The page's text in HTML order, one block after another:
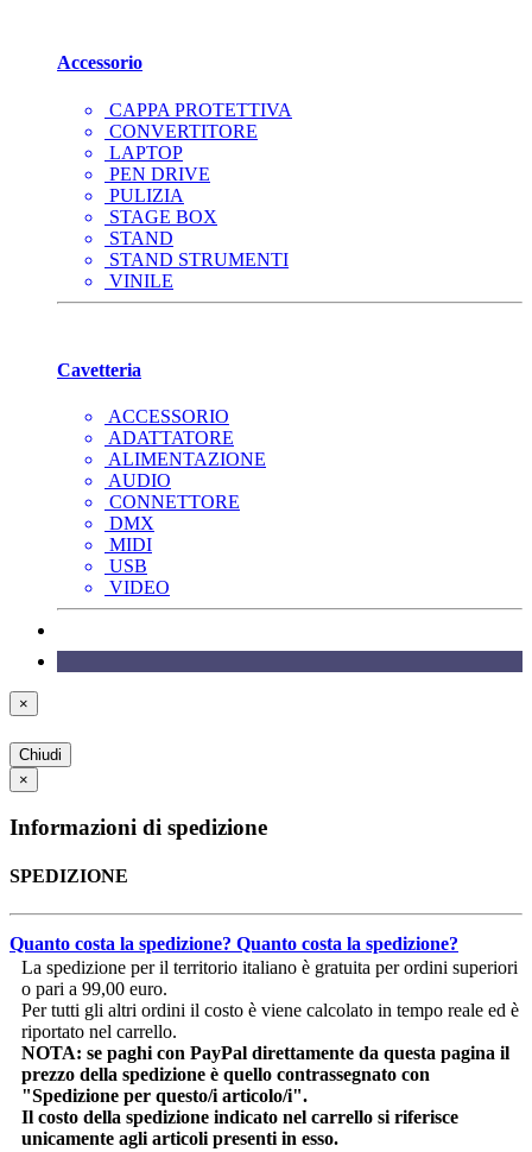
Accessorio
CAPPA PROTETTIVA
CONVERTITORE
LAPTOP
PEN DRIVE
PULIZIA
STAGE BOX
STAND
STAND STRUMENTI
VINILE
Cavetteria
ACCESSORIO
ADATTATORE
ALIMENTAZIONE
AUDIO
CONNETTORE
DMX
MIDI
USB
VIDEO
×
Chiudi
×
Informazioni di spedizione
SPEDIZIONE
Quanto costa la spedizione? Quanto costa la spedizione?
La spedizione per il territorio italiano è gratuita per ordini superiori
o pari a 99,00 euro.
Per tutti gli altri ordini il costo è viene calcolato in tempo reale ed è
riportato nel carrello.
NOTA: se paghi con PayPal direttamente da questa pagina il
prezzo della spedizione è quello contrassegnato con
"Spedizione per questo/i articolo/i".
Il costo della spedizione indicato nel carrello si riferisce
unicamente agli articoli presenti in esso.